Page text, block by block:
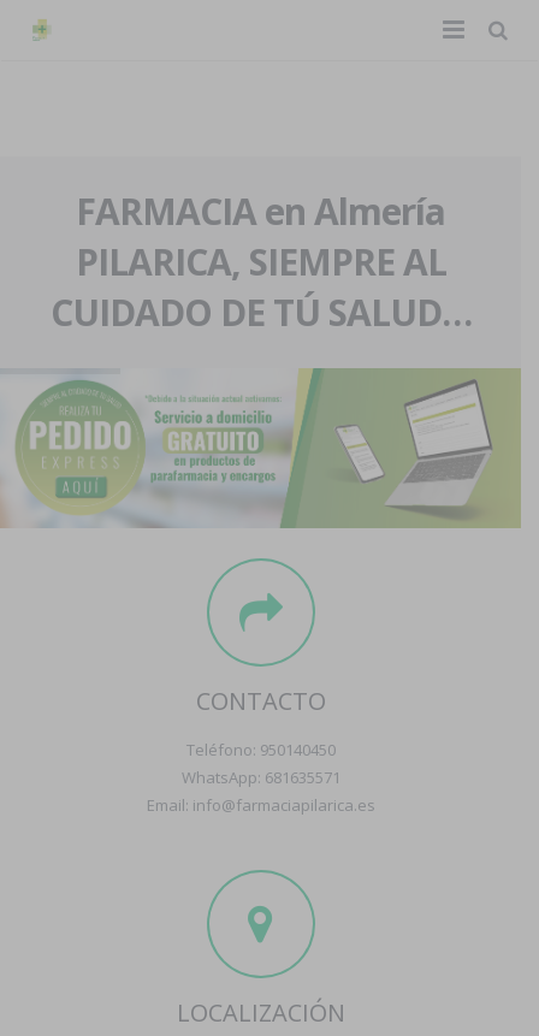
La farmacia
Nuestra historia
Nuestro equipo
Eventos
Servicios y reservas
Pedidos express
Blog
Contacto
Boletín
FARMACIA en Almería
PILARICA, SIEMPRE AL
CUIDADO DE TÚ SALUD…
CONTACTO
Teléfono: 950140450
WhatsApp: 681635571
Email: info@farmaciapilarica.es
LOCALIZACIÓN